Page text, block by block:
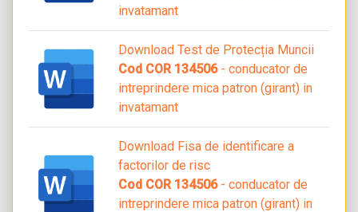
invatamant
Download Test de Protecția Muncii
Cod COR 134506- conducator de
intreprindere mica patron (girant) in
invatamant
Download Fisa de identificare a
factorilor de risc
Cod COR 134506- conducator de
intreprindere mica patron (girant) in